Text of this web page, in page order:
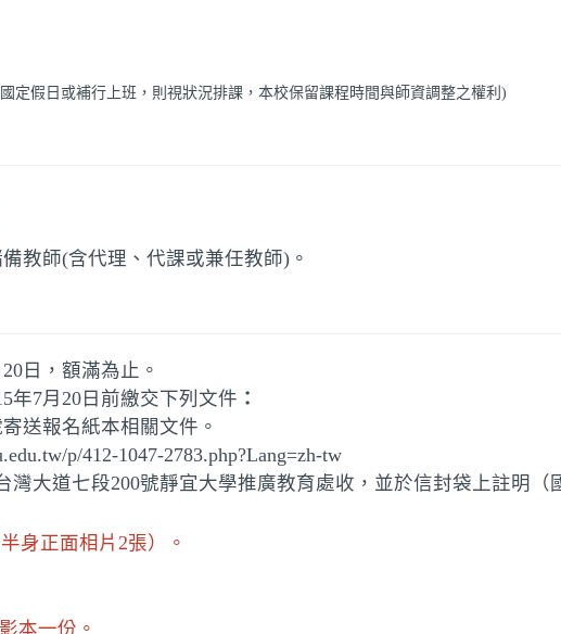
定假日或補行上班，則視狀況排課，本校保留課程時間與師資調整之權利)
教師(含代理、代課或兼任教師) 。
日，額滿為止。
年7月20日前繳交下列文件 ：
送報名紙本相關文件。
p/412-1047-2783.php?Lang=zh-tw
灣大道七段200號靜宜大學推廣教育處收，並於信封袋上註明
身正面相片2張）。
本一份。